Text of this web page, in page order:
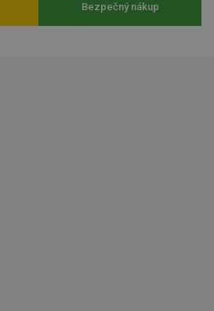
Bezpečný nákup